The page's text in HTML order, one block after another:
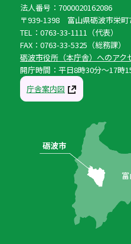
法人番号：7000020162086
〒939-1398 富山県砺波市栄町
TEL：0763-33-1111（代表）
FAX：0763-33-5325（総務課）
砺波市役所（本庁舎）へのアク
開庁時間：平日8時30分〜17時
庁舎案内図